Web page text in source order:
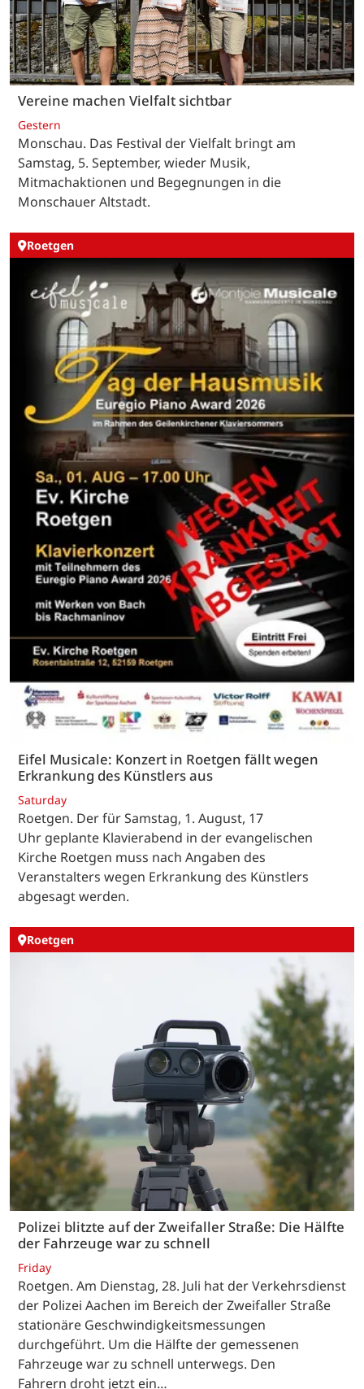
Vereine machen Vielfalt sichtbar
Gestern
Monschau. Das Festival der Vielfalt bringt am
Samstag, 5. September, wieder Musik,
Mitmachaktionen und Begegnungen in die
Monschauer Altstadt.
Roetgen
Eifel Musicale: Konzert in Roetgen fällt wegen
Erkrankung des Künstlers aus
Saturday
Roetgen. Der für Samstag, 1. August, 17
Uhr geplante Klavierabend in der evangelischen
Kirche Roetgen muss nach Angaben des
Veranstalters wegen Erkrankung des Künstlers
abgesagt werden.
Roetgen
Polizei blitzte auf der Zweifaller Straße: Die Hälfte
der Fahrzeuge war zu schnell
Friday
Roetgen. Am Dienstag, 28. Juli hat der Verkehrsdienst
der Polizei Aachen im Bereich der Zweifaller Straße
stationäre Geschwindigkeitsmessungen
durchgeführt. Um die Hälfte der gemessenen
Fahrzeuge war zu schnell unterwegs. Den
Fahrern droht jetzt ein…